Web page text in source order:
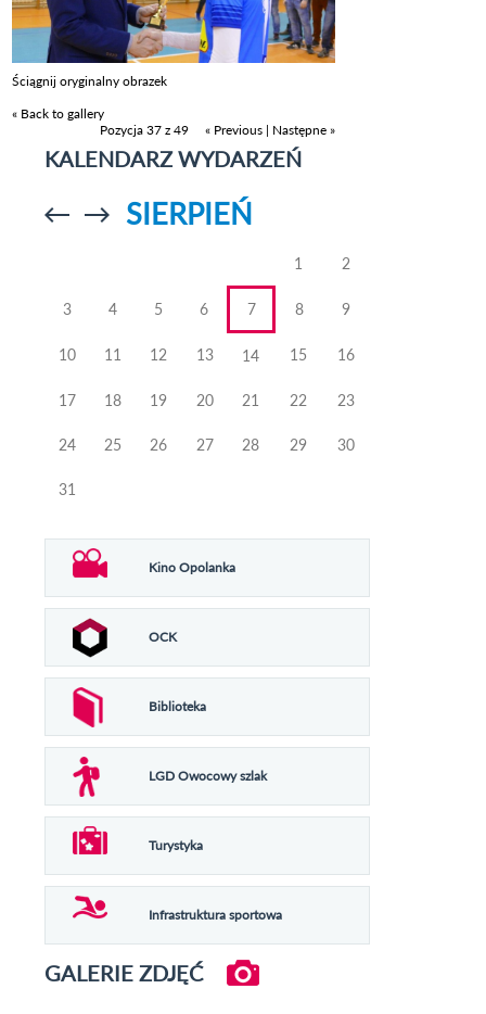
Ściągnij oryginalny obrazek
« Back to gallery
Pozycja 37 z 49
« Previous | Następne »
KALENDARZ WYDARZEŃ
Przejdź doPrzejdź do
SIERPIEŃ
1 2
3 4 5 6 7 8 9
10 11 12 13 14 15 16
17 18 19 20 21 22 23
24 25 26 27 28 29 30
31
Kino Opolanka
OCK
Biblioteka
LGD Owocowy szlak
Turystyka
Infrastruktura sportowa
GALERIE ZDJĘĆ